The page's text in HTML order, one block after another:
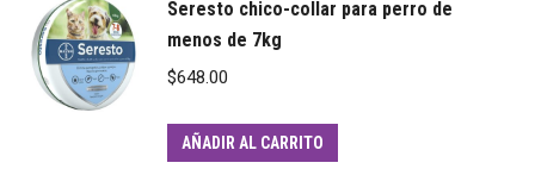
Seresto chico-collar para perro de
menos de 7kg
$648.00
AÑADIR AL CARRITO